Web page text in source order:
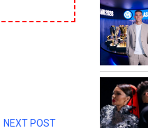
NEXT POST